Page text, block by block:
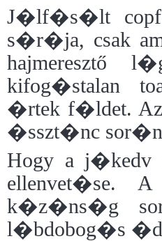
J�lf�s�lt
s�r�ja, csak
hajmeresztő
kifog�stalan
�rtek f�ldet.
�sszt�nc sor�n
Hogy a j�kedv
ellenvet�se.
k�z�ns�g
l�bdobog�s